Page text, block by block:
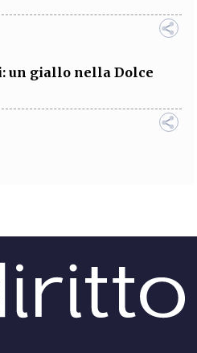
un giallo nella Dolce